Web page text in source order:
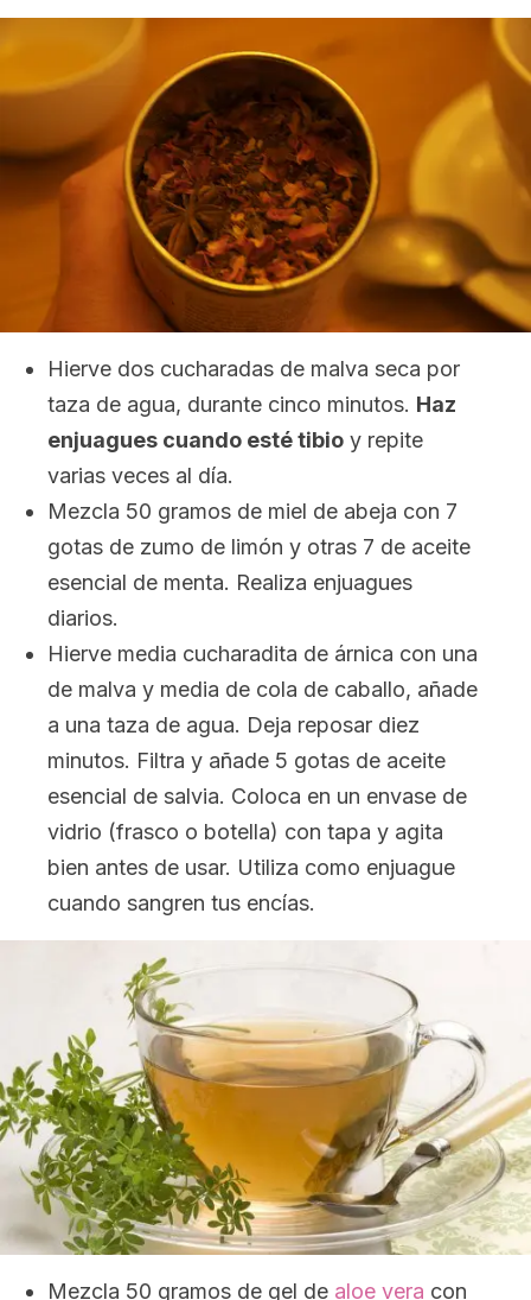
Hierve dos cucharadas de malva seca por
taza de agua, durante cinco minutos. Haz
enjuagues cuando esté tibio y repite
varias veces al día.
Mezcla 50 gramos de miel de abeja con 7
gotas de zumo de limón y otras 7 de aceite
esencial de menta. Realiza enjuagues
diarios.
Hierve media cucharadita de árnica con una
de malva y media de cola de caballo, añade
a una taza de agua. Deja reposar diez
minutos. Filtra y añade 5 gotas de aceite
esencial de salvia. Coloca en un envase de
vidrio (frasco o botella) con tapa y agita
bien antes de usar. Utiliza como enjuague
cuando sangren tus encías.
Mezcla 50 gramos de gel de aloe vera con